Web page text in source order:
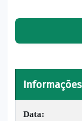
Informações
Data: